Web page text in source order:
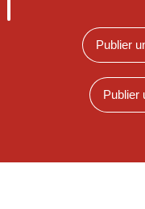
Publier
Publier